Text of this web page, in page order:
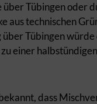
Tübingen oder
aus technischen
Tübingen
einer
dass